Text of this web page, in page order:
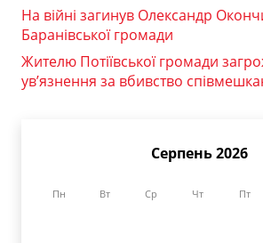
На війні загинув Олександр
Баранівської громади
Жителю Потіївської громади
ув’язнення за вбивство
Серпень 2026
Пн Вт Ср Чт Пт